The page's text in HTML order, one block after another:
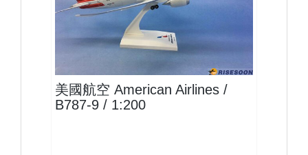
AAL20B789P01
美國航空 American Airlines /
B787-9 / 1:200